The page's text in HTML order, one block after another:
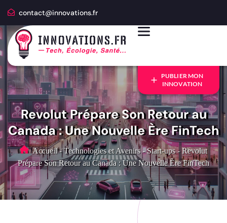
contact@innovations.fr
PUBLIER MON
INNOVATION
Revolut Prépare Son Retour au
Canada : Une Nouvelle Ère FinTech
Accueil - Technologies et Avenirs - Start-ups - Revolut
Prépare Son Retour au Canada : Une Nouvelle Ère FinTech